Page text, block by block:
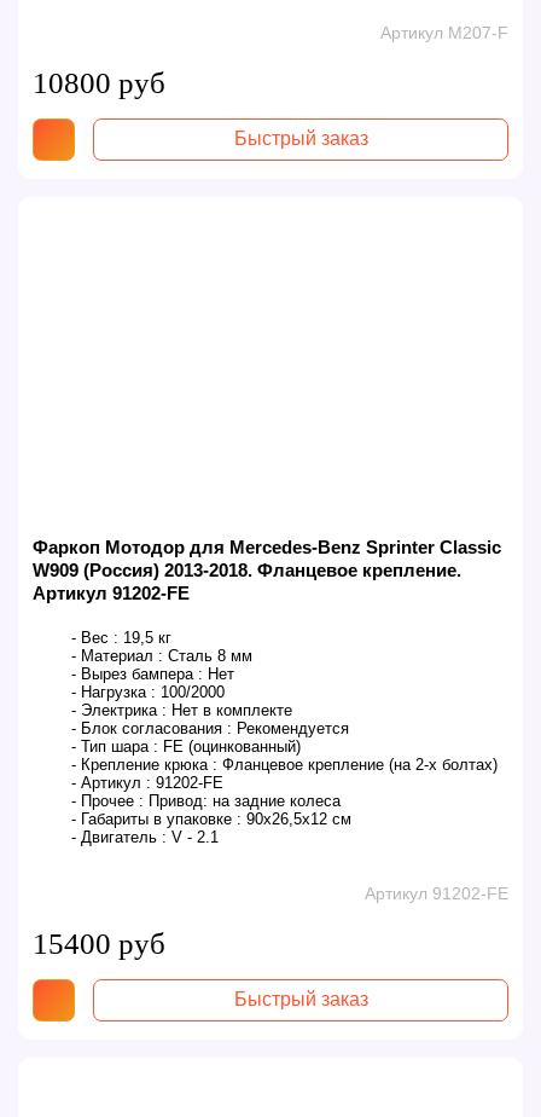
Артикул M207-F
10800 руб
Быстрый заказ
Фаркоп Мотодор для Mercedes-Benz Sprinter Classic
W909 (Россия) 2013-2018. Фланцевое крепление.
Артикул 91202-FE
- Вес : 19,5 кг
- Материал : Сталь 8 мм
- Вырез бампера : Нет
- Нагрузка : 100/2000
- Электрика : Нет в комплекте
- Блок согласования : Рекомендуется
- Тип шара : FE (оцинкованный)
- Крепление крюка : Фланцевое крепление (на 2-х болтах)
- Артикул : 91202-FE
- Прочее : Привод: на задние колеса
- Габариты в упаковке : 90х26,5х12 см
- Двигатель : V - 2.1
Артикул 91202-FE
15400 руб
Быстрый заказ